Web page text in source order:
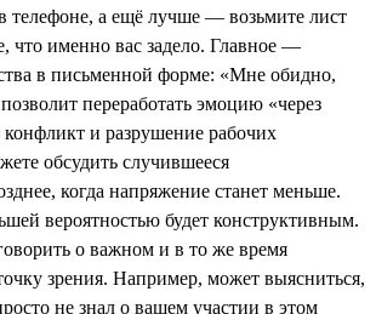
телефоне, а ещё лучше — возьмите лист
что именно вас задело. Главное —
в письменной форме: «Мне обидно,
переработать эмоцию «через
конфликт и разрушение рабочих
обсудить случившееся
когда напряжение станет меньше.
вероятностью будет конструктивным.
о важном и в то же время
зрения. Например, может выясниться,
не знал о вашем участии в этом